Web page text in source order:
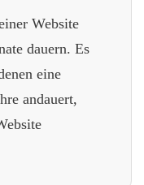
Website
dauern. Es
eine
andauert,